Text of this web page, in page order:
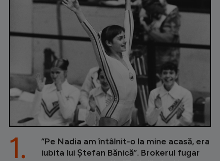
”Pe Nadia am întâlnit-o la mine acasă, era
iubita lui Ștefan Bănică”. Brokerul fugar
1.